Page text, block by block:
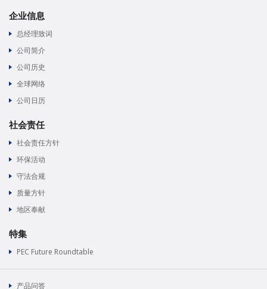
企业信息
总经理致词
公司简介
公司历史
全球网络
公司日历
社会责任
社会责任方针
环保活动
守法合规
质量方针
地区奉献
特集
PEC Future Roundtable
产品问答